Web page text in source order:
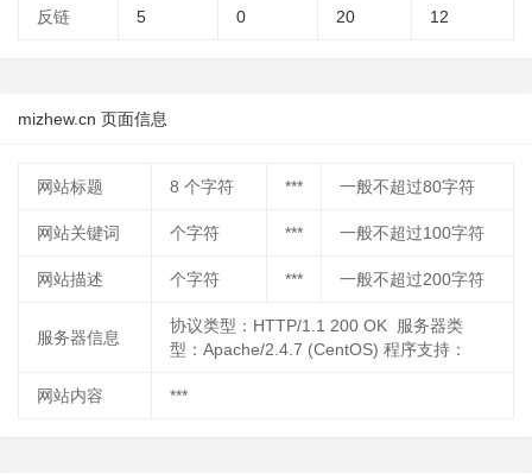
反链 5 0 20 12
mizhew.cn 页面信息
网站标题 8 个字符 *** 一般不超过80字符
网站关键词 个字符 *** 一般不超过100字符
网站描述 个字符 *** 一般不超过200字符
服务器信息
协议类型：HTTP/1.1 200 OK 服务器类
型：Apache/2.4.7 (CentOS) 程序支持：
网站内容 ***